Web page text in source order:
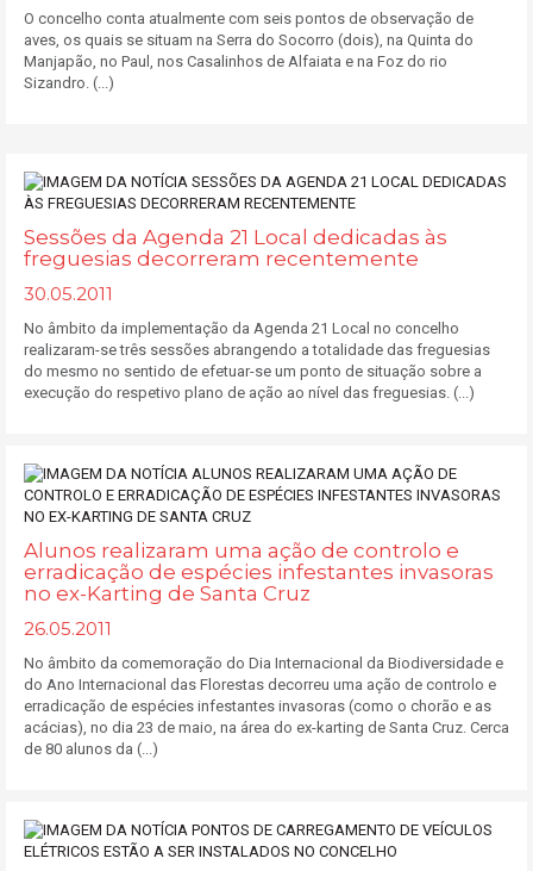
O concelho conta atualmente com seis pontos de observação de
aves, os quais se situam na Serra do Socorro (dois), na Quinta do
Manjapão, no Paul, nos Casalinhos de Alfaiata e na Foz do rio
Sizandro. (...)
Sessões da Agenda 21 Local dedicadas às
freguesias decorreram recentemente
30.05.2011
No âmbito da implementação da Agenda 21 Local no concelho
realizaram-se três sessões abrangendo a totalidade das freguesias
do mesmo no sentido de efetuar-se um ponto de situação sobre a
execução do respetivo plano de ação ao nível das freguesias. (...)
Alunos realizaram uma ação de controlo e
erradicação de espécies infestantes invasoras
no ex-Karting de Santa Cruz
26.05.2011
No âmbito da comemoração do Dia Internacional da Biodiversidade e
do Ano Internacional das Florestas decorreu uma ação de controlo e
erradicação de espécies infestantes invasoras (como o chorão e as
acácias), no dia 23 de maio, na área do ex-karting de Santa Cruz. Cerca
de 80 alunos da (...)